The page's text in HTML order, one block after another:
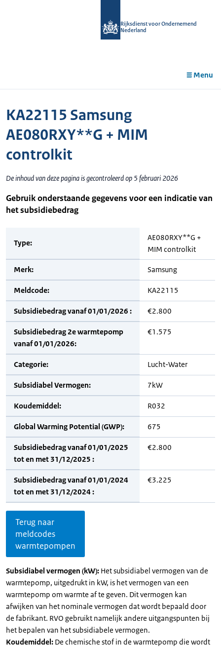
Rijksdienst voor Ondernemend
Nederland
Menu
KA22115 Samsung
AE080RXY**G + MIM
controlkit
De inhoud van deze pagina is gecontroleerd op 5 februari 2026
Gebruik onderstaande gegevens voor een indicatie van
het subsidiebedrag
Type:
AE080RXY**G +
MIM controlkit
Merk: Samsung
Meldcode: KA22115
Subsidiebedrag vanaf 01/01/2026 : €2.800
Subsidiebedrag 2e warmtepomp
vanaf 01/01/2026:
€1.575
Categorie: Lucht-Water
Subsidiabel Vermogen: 7kW
Koudemiddel: R032
Global Warming Potential (GWP): 675
Subsidiebedrag vanaf 01/01/2025
tot en met 31/12/2025 :
€2.800
Subsidiebedrag vanaf 01/01/2024
tot en met 31/12/2024 :
€3.225
Terug naar
meldcodes
warmtepompen
Subsidiabel vermogen (kW): Het subsidiabel vermogen van de
warmtepomp, uitgedrukt in kW, is het vermogen van een
warmtepomp om warmte af te geven. Dit vermogen kan
afwijken van het nominale vermogen dat wordt bepaald door
de fabrikant. RVO gebruikt namelijk andere uitgangspunten bij
het bepalen van het subsidiabele vermogen.
Koudemiddel: De chemische stof in de warmtepomp die wordt